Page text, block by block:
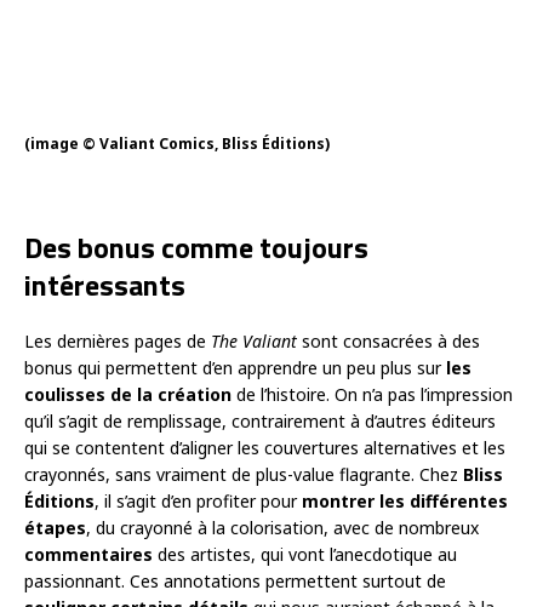
(image © Valiant Comics, Bliss Éditions)
Des bonus comme toujours
intéressants
Les dernières pages de The Valiant sont consacrées à des
bonus qui permettent d’en apprendre un peu plus sur les
coulisses de la création de l’histoire. On n’a pas l’impression
qu’il s’agit de remplissage, contrairement à d’autres éditeurs
qui se contentent d’aligner les couvertures alternatives et les
crayonnés, sans vraiment de plus-value flagrante. Chez Bliss
Éditions, il s’agit d’en profiter pour montrer les différentes
étapes, du crayonné à la colorisation, avec de nombreux
commentaires des artistes, qui vont l’anecdotique au
passionnant. Ces annotations permettent surtout de